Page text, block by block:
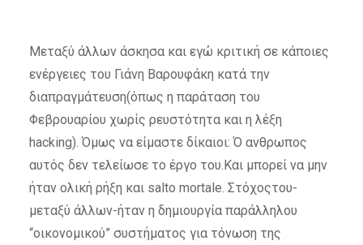
Μεταξύ άλλων άσκησα και εγώ κριτική σε κάποιες
ενέργειες του Γιάνη Βαρουφάκη κατά την
διαπραγμάτευση(όπως η παράταση του
Φεβρουαρίου χωρίς ρευστότητα και η λέξη
hacking). Όμως να είμαστε δίκαιοι: Ό ανθρωπος
αυτός δεν τελείωσε το έργο του.Και μπορεί να μην
ήταν ολική ρήξη και salto mortale. Στόχοςτου-
μεταξύ άλλων-ήταν η δημιουργία παράλληλου
“οικονομικού” συστήματος για τόνωση της